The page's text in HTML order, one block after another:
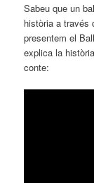
Sabeu que un
història a través
presentem el
explica la
conte: